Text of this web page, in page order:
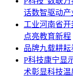
话数智驱动
工业河南省
点亮教育新程
品牌九载耕
P科技康宁显
术彰显科技温